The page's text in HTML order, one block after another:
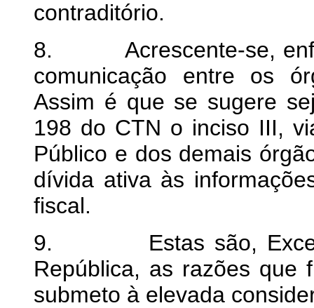
contraditório.
8. Acrescente-se,
comunicação entre os
Assim é que se sugere
198 do CTN o inciso III,
Público e dos demais
dívida ativa às
fiscal.
9. Estas são,
República, as razões que
submeto à elevada